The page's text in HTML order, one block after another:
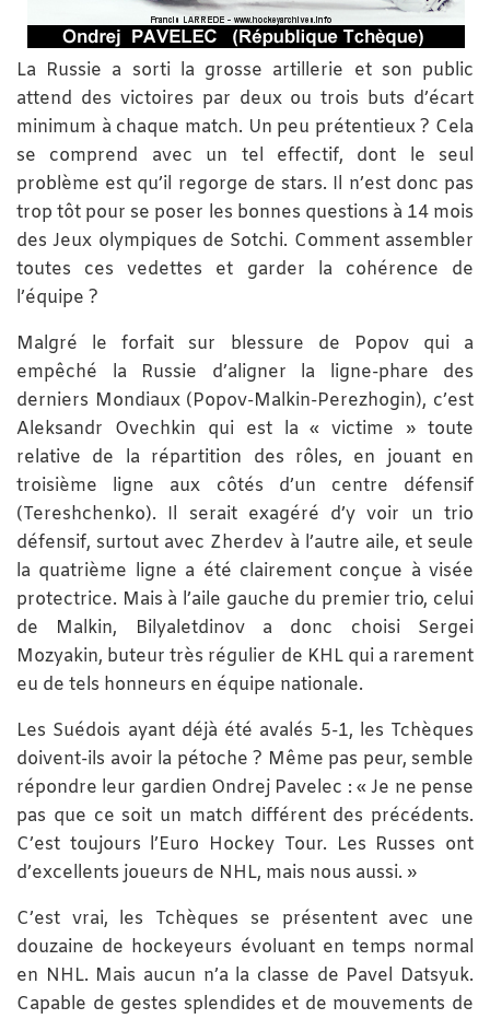
La Russie a sorti la grosse artillerie et son public
attend des victoires par deux ou trois buts d’écart
minimum à chaque match. Un peu prétentieux ? Cela
se comprend avec un tel effectif, dont le seul
problème est qu’il regorge de stars. Il n’est donc pas
trop tôt pour se poser les bonnes questions à 14 mois
des Jeux olympiques de Sotchi. Comment assembler
toutes ces vedettes et garder la cohérence de
l’équipe ?
Malgré le forfait sur blessure de Popov qui a
empêché la Russie d’aligner la ligne-phare des
derniers Mondiaux (Popov-Malkin-Perezhogin), c’est
Aleksandr Ovechkin qui est la « victime » toute
relative de la répartition des rôles, en jouant en
troisième ligne aux côtés d’un centre défensif
(Tereshchenko). Il serait exagéré d’y voir un trio
défensif, surtout avec Zherdev à l’autre aile, et seule
la quatrième ligne a été clairement conçue à visée
protectrice. Mais à l’aile gauche du premier trio, celui
de Malkin, Bilyaletdinov a donc choisi Sergei
Mozyakin, buteur très régulier de KHL qui a rarement
eu de tels honneurs en équipe nationale.
Les Suédois ayant déjà été avalés 5-1, les Tchèques
doivent-ils avoir la pétoche ? Même pas peur, semble
répondre leur gardien Ondrej Pavelec : « Je ne pense
pas que ce soit un match différent des précédents.
C’est toujours l’Euro Hockey Tour. Les Russes ont
d’excellents joueurs de NHL, mais nous aussi. »
C’est vrai, les Tchèques se présentent avec une
douzaine de hockeyeurs évoluant en temps normal
en NHL. Mais aucun n’a la classe de Pavel Datsyuk.
Capable de gestes splendides et de mouvements de